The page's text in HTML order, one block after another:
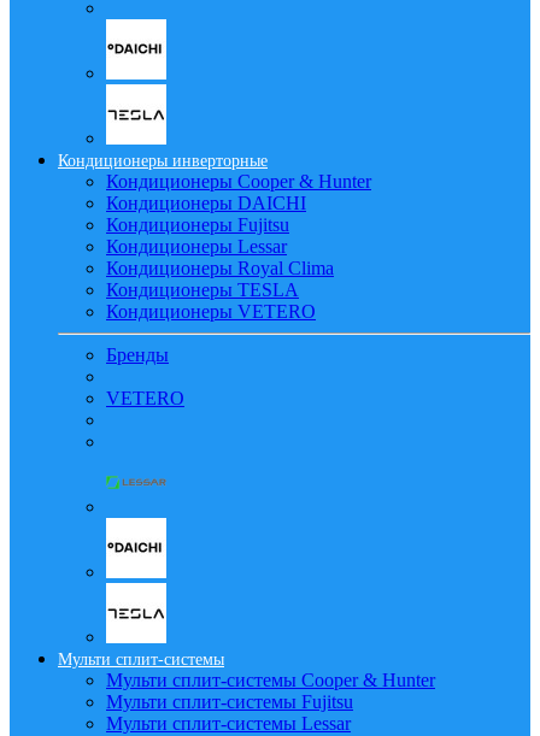
Кондиционеры инверторные
Кондиционеры Cooper & Hunter
Кондиционеры DAICHI
Кондиционеры Fujitsu
Кондиционеры Lessar
Кондиционеры Royal Clima
Кондиционеры TESLA
Кондиционеры VETERO
Бренды
VETERO
Мульти сплит-системы
Мульти сплит-системы Cooper & Hunter
Мульти сплит-системы Fujitsu
Мульти сплит-системы Lessar